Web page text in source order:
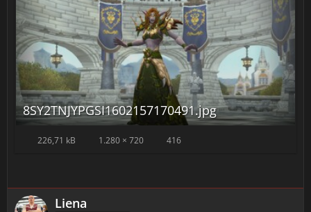
8SY2TNJYPGSI1602157170491.jpg
226,71 kB 1.280 × 720 416
Liena